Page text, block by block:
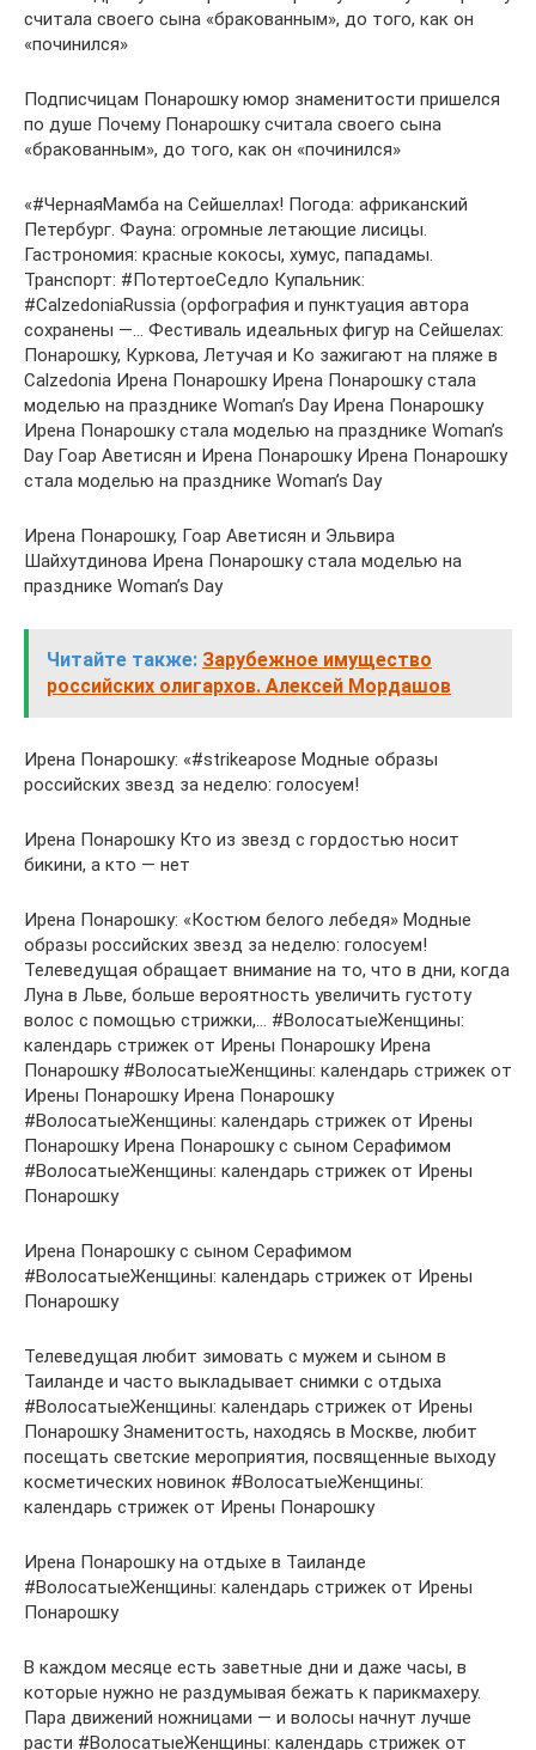
считала своего сына «бракованным», до того, как он
«починился»
Подписчицам Понарошку юмор знаменитости пришелся
по душе Почему Понарошку считала своего сына
«бракованным», до того, как он «починился»
«#ЧернаяМамба на Сейшеллах! Погода: африканский
Петербург. Фауна: огромные летающие лисицы.
Гастрономия: красные кокосы, хумус, пападамы.
Транспорт: #ПотертоеСедло Купальник:
#CalzedoniaRussia (орфография и пунктуация автора
сохранены —… Фестиваль идеальных фигур на Сейшелах:
Понарошку, Куркова, Летучая и Ко зажигают на пляже в
Calzedonia Ирена Понарошку Ирена Понарошку стала
моделью на празднике Woman’s Day Ирена Понарошку
Ирена Понарошку стала моделью на празднике Woman’s
Day Гоар Аветисян и Ирена Понарошку Ирена Понарошку
стала моделью на празднике Woman’s Day
Ирена Понарошку, Гоар Аветисян и Эльвира
Шайхутдинова Ирена Понарошку стала моделью на
празднике Woman’s Day
Читайте также: Зарубежное имущество
российских олигархов. Алексей Мордашов
Ирена Понарошку: «#strikeapose Модные образы
российских звезд за неделю: голосуем!
Ирена Понарошку Кто из звезд с гордостью носит
бикини, а кто — нет
Ирена Понарошку: «Костюм белого лебедя» Модные
образы российских звезд за неделю: голосуем!
Телеведущая обращает внимание на то, что в дни, когда
Луна в Льве, больше вероятность увеличить густоту
волос с помощью стрижки,… #ВолосатыеЖенщины:
календарь стрижек от Ирены Понарошку Ирена
Понарошку #ВолосатыеЖенщины: календарь стрижек от
Ирены Понарошку Ирена Понарошку
#ВолосатыеЖенщины: календарь стрижек от Ирены
Понарошку Ирена Понарошку с сыном Серафимом
#ВолосатыеЖенщины: календарь стрижек от Ирены
Понарошку
Ирена Понарошку с сыном Серафимом
#ВолосатыеЖенщины: календарь стрижек от Ирены
Понарошку
Телеведущая любит зимовать с мужем и сыном в
Таиланде и часто выкладывает снимки с отдыха
#ВолосатыеЖенщины: календарь стрижек от Ирены
Понарошку Знаменитость, находясь в Москве, любит
посещать светские мероприятия, посвященные выходу
косметических новинок #ВолосатыеЖенщины:
календарь стрижек от Ирены Понарошку
Ирена Понарошку на отдыхе в Таиланде
#ВолосатыеЖенщины: календарь стрижек от Ирены
Понарошку
В каждом месяце есть заветные дни и даже часы, в
которые нужно не раздумывая бежать к парикмахеру.
Пара движений ножницами — и волосы начнут лучше
расти #ВолосатыеЖенщины: календарь стрижек от